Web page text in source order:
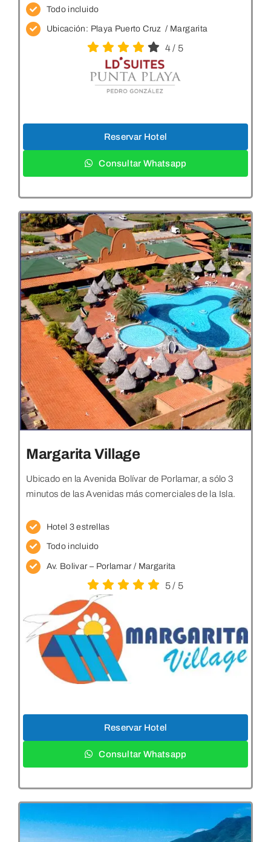
Todo incluido
Ubicación: Playa Puerto Cruz / Margarita
4/ 5
Reservar Hotel
Consultar Whatsapp
Margarita Village
Ubicado en la Avenida Bolívar de Porlamar, a sólo 3
minutos de las Avenidas más comerciales de la Isla.
Hotel 3 estrellas
Todo incluido
Av. Bolivar – Porlamar / Margarita
5/ 5
Reservar Hotel
Consultar Whatsapp